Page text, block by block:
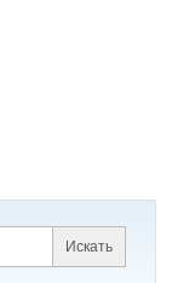
Искать